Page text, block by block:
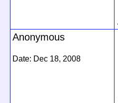
Anonymous
Date: Dec 18, 2008